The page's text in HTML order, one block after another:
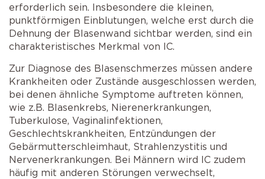
erforderlich sein. Insbesondere die kleinen,
punktförmigen Einblutungen, welche erst durch die
Dehnung der Blasenwand sichtbar werden, sind ein
charakteristisches Merkmal von IC.
Zur Diagnose des Blasenschmerzes müssen andere
Krankheiten oder Zustände ausgeschlossen werden,
bei denen ähnliche Symptome auftreten können,
wie z.B. Blasenkrebs, Nierenerkrankungen,
Tuberkulose, Vaginalinfektionen,
Geschlechtskrankheiten, Entzündungen der
Gebärmutterschleimhaut, Strahlenzystitis und
Nervenerkrankungen. Bei Männern wird IC zudem
häufig mit anderen Störungen verwechselt,